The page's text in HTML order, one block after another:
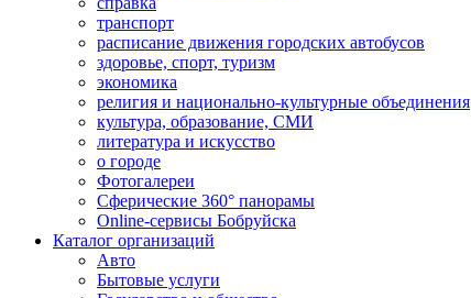
транспорт
расписание движения городских автобусов
здоровье, спорт, туризм
экономика
религия и национально-культурные объединения
культура, образование, СМИ
литература и искусство
о городе
Фотогалереи
Сферические 360° панорамы
Online-сервисы Бобруйска
Каталог организаций
Авто
Бытовые услуги